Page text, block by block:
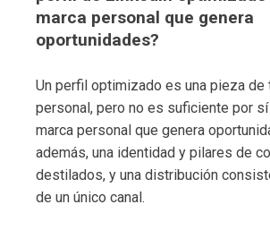
marca personal que genera
oportunidades?
Un perfil optimizado es una pieza de
personal, pero no es suficiente por sí
marca personal que genera
además, una identidad y pilares de
destilados, y una distribución
de un único canal.